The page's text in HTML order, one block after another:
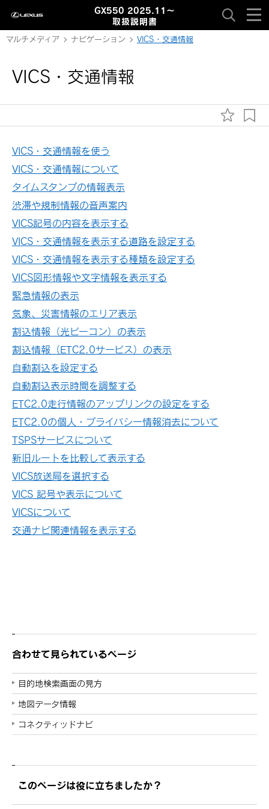
GX550 2025.11～
取扱説明書
マルチメディア ナビゲーション VICS・交通情報
VICS・交通情報
VICS・交通情報を使う
VICS・交通情報について
タイムスタンプの情報表示
渋滞や規制情報の音声案内
VICS記号の内容を表示する
VICS・交通情報を表示する道路を設定する
VICS・交通情報を表示する種類を設定する
VICS図形情報や文字情報を表示する
緊急情報の表示
気象、災害情報のエリア表示
割込情報（光ビーコン）の表示
割込情報（ETC2.0サービス）の表示
自動割込を設定する
自動割込表示時間を調整する
ETC2.0走行情報のアップリンクの設定をする
ETC2.0の個人・プライバシー情報消去について
TSPSサービスについて
新旧ルートを比較して表示する
VICS放送局を選択する
VICS 記号や表示について
VICSについて
交通ナビ関連情報を表示する
合わせて見られているページ
目的地検索画面の見方
地図データ情報
コネクティッドナビ
このページは役に立ちましたか？